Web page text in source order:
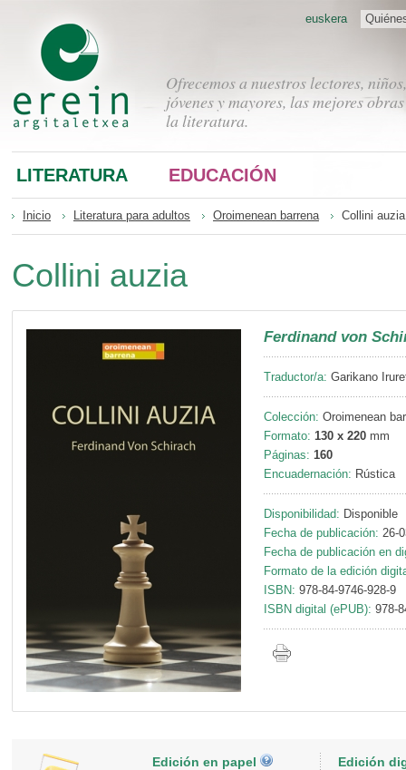
Ofrecemos a nuestros lectores, niños,
jóvenes y mayores, las mejores
la literatura.
euskera
LITERATURA EDUCACIÓN
Inicio Literatura para adultos Oroimenean barrena Collini auzia
Collini auzia
Ferdinand von
Traductor/a: Garikano
Colección: Oroimenean
Formato: 130 x 220 mm
Páginas: 160
Encuadernación: Rústica
Disponibilidad: Disponible
Fecha de publicación: 26-
Fecha de publicación en
Formato de la edición
ISBN: 978-84-9746-928-9
ISBN digital (ePUB): 978-
Edición en papel Edición